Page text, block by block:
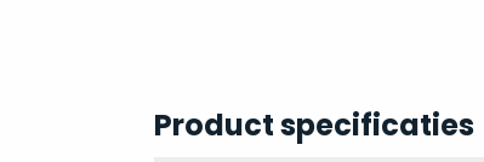
Product specificaties